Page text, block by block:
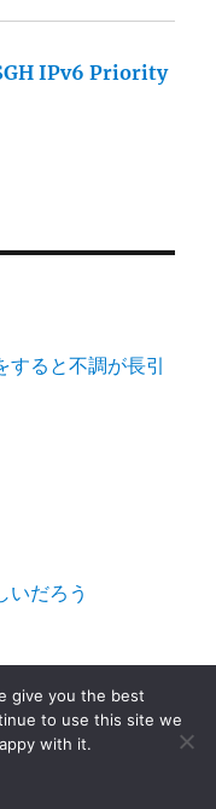
IPv6 Priority
すると不調が長引
いだろう
OS X
give you the best
to use this site we
with it.